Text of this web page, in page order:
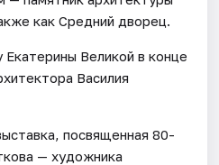
как Средний дворец.
Екатерины Великой в конце
Василия
посвященная 80-
— художника